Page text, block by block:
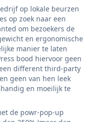
op lokale beurzen
op zoek naar een
om bezoekers de
en ergonomische
manier te laten
bood hiervoor geen
different third-party
geen van hen leek
en moeilijk te
de powr-pop-up